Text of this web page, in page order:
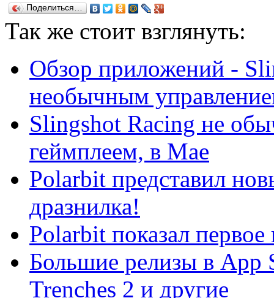
Поделиться…
Так же стоит взглянуть:
Обзор приложений -
необычным
Slingshot Racing не
геймплеем, в Мае
Polarbit представил
дразнилка!
Polarbit показал
Большие релизы в App
Trenches 2 и другие